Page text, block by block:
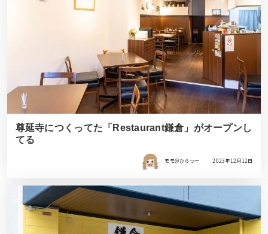
尊延寺につくってた「Restaurant鎌倉」がオープンし
てる
モモ＠ひらつー 2023年12月12日